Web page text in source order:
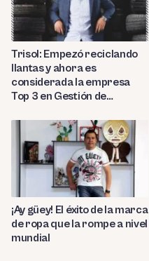
Trisol: Empezó reciclando
llantas y ahora es
considerada la empresa
Top 3 en Gestión de
¡Ay güey! El éxito de la marca
de ropa que la rompe a nivel
mundial